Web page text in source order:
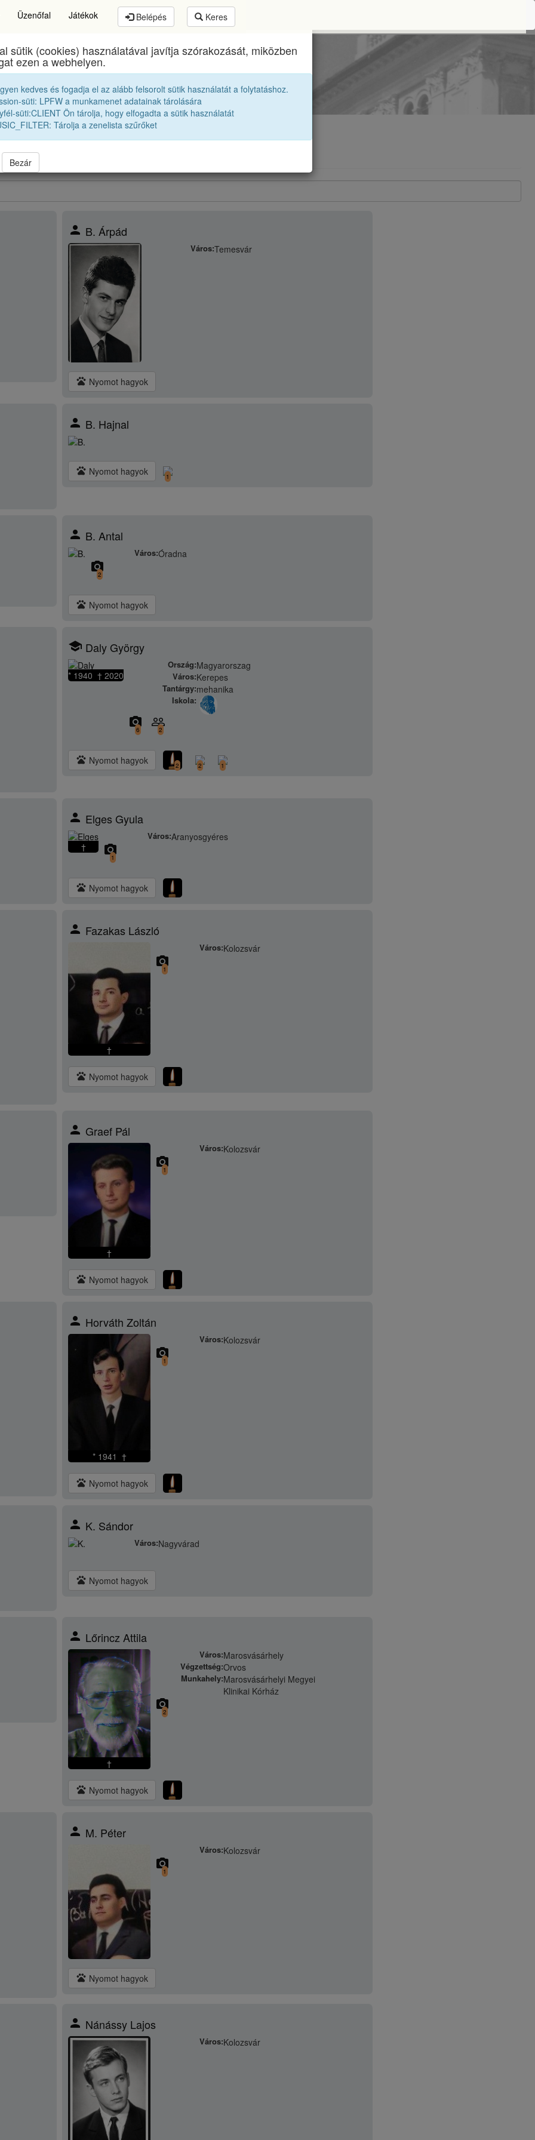
Üzenőfal Játékok Belépés Keres
Brassai Sámuel Líceumegykori diákjai 1956 10A
Osztálytársak
|1955 10A|1955 10B|1955 10C|
10B|
|1957 10A
person B. Árpád
Város:Temesvár
pets Nyomot hagyok
person B. Hajnal
pets Nyomot hagyok 1
person B. Antal
Város:Óradna
camera_alt
2
pets Nyomot hagyok
school Daly György
* 1940 † 2020
Ország:Magyarorszag
Város:Kerepes
Tantárgy:mehanika
Iskola:
camera_alt
6
people_outline
2
pets Nyomot hagyok 2 2 1
person Elges Gyula
†
Város:Aranyosgyéres
camera_alt
1
pets Nyomot hagyok
person Fazakas László
†
Város:Kolozsvár
camera_alt
1
pets Nyomot hagyok
person Graef Pál
†
Város:Kolozsvár
camera_alt
1
pets Nyomot hagyok
person Horváth Zoltán
* 1941 †
Város:Kolozsvár
camera_alt
1
pets Nyomot hagyok
person K. Sándor
Város:Nagyvárad
pets Nyomot hagyok
person Lőrincz Attila
†
Város:Marosvásárhely
Végzettség:Orvos
Munkahely:Marosvásárhelyi Megyei
Klinikai Kórház
camera_alt
2
pets Nyomot hagyok
person M. Péter
Város:Kolozsvár
camera_alt
1
pets Nyomot hagyok
person Nánássy Lajos
Város:Kolozsvár
sütik (cookies) használatával javítja szórakozását, miközben
ezen a webhelyen.
kedves és fogadja el az alább felsorolt sütik használatát a folytatáshoz.
süti: LPFW a munkamenet adatainak tárolására
süti:CLIENT Ön tárolja, hogy elfogadta a sütik használatát
Tárolja a zenelista szűrőket
Bezár